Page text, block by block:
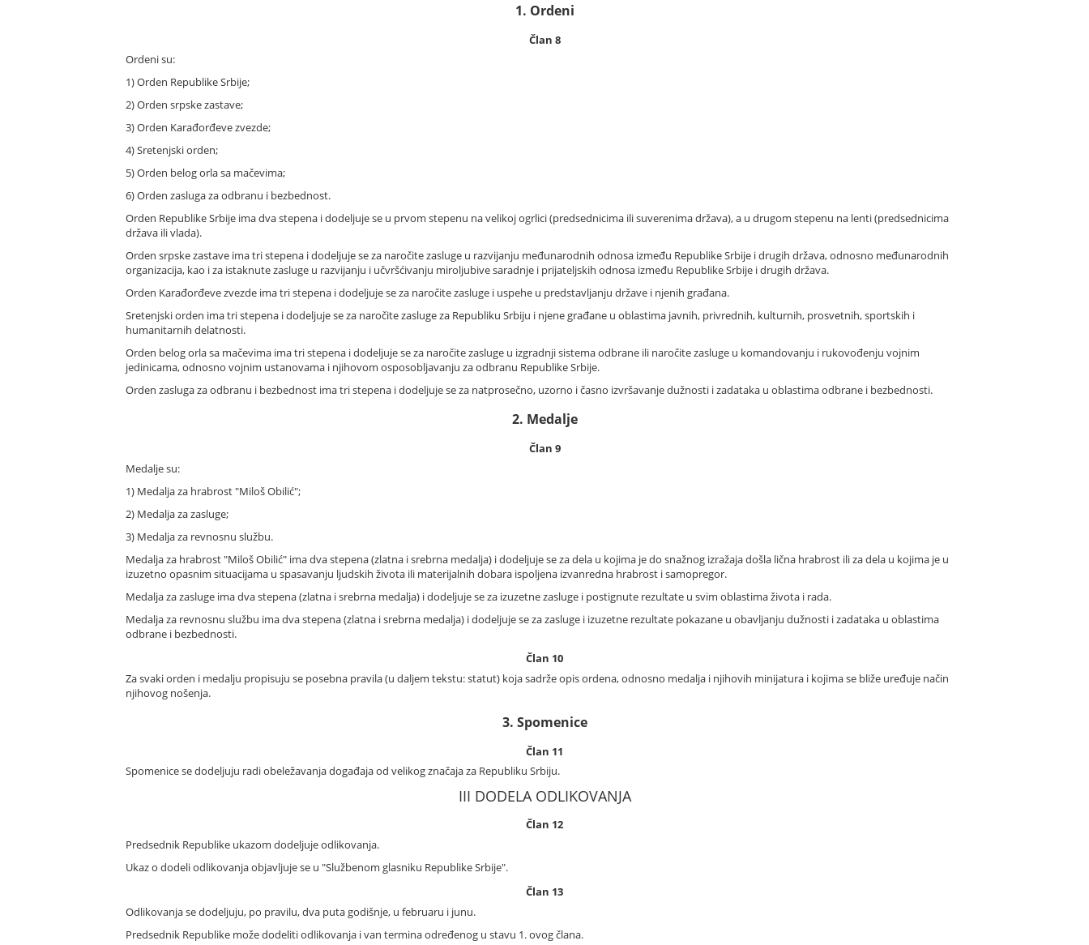
1. Ordeni
Član 8
Ordeni su:
1) Orden Republike Srbije;
2) Orden srpske zastave;
3) Orden Karađorđeve zvezde;
4) Sretenjski orden;
5) Orden belog orla sa mačevima;
6) Orden zasluga za odbranu i bezbednost.
Orden Republike Srbije ima dva stepena i dodeljuje se u prvom stepenu na velikoj ogrlici (predsednicima ili suverenima država), a u drugom stepenu na lenti (predsednicima
država ili vlada).
Orden srpske zastave ima tri stepena i dodeljuje se za naročite zasluge u razvijanju međunarodnih odnosa između Republike Srbije i drugih država, odnosno međunarodnih
organizacija, kao i za istaknute zasluge u razvijanju i učvršćivanju miroljubive saradnje i prijateljskih odnosa između Republike Srbije i drugih država.
Orden Karađorđeve zvezde ima tri stepena i dodeljuje se za naročite zasluge i uspehe u predstavljanju države i njenih građana.
Sretenjski orden ima tri stepena i dodeljuje se za naročite zasluge za Republiku Srbiju i njene građane u oblastima javnih, privrednih, kulturnih, prosvetnih, sportskih i
humanitarnih delatnosti.
Orden belog orla sa mačevima ima tri stepena i dodeljuje se za naročite zasluge u izgradnji sistema odbrane ili naročite zasluge u komandovanju i rukovođenju vojnim
jedinicama, odnosno vojnim ustanovama i njihovom osposobljavanju za odbranu Republike Srbije.
Orden zasluga za odbranu i bezbednost ima tri stepena i dodeljuje se za natprosečno, uzorno i časno izvršavanje dužnosti i zadataka u oblastima odbrane i bezbednosti.
2. Medalje
Član 9
Medalje su:
1) Medalja za hrabrost "Miloš Obilić";
2) Medalja za zasluge;
3) Medalja za revnosnu službu.
Medalja za hrabrost "Miloš Obilić" ima dva stepena (zlatna i srebrna medalja) i dodeljuje se za dela u kojima je do snažnog izražaja došla lična hrabrost ili za dela u kojima je u
izuzetno opasnim situacijama u spasavanju ljudskih života ili materijalnih dobara ispoljena izvanredna hrabrost i samopregor.
Medalja za zasluge ima dva stepena (zlatna i srebrna medalja) i dodeljuje se za izuzetne zasluge i postignute rezultate u svim oblastima života i rada.
Medalja za revnosnu službu ima dva stepena (zlatna i srebrna medalja) i dodeljuje se za zasluge i izuzetne rezultate pokazane u obavljanju dužnosti i zadataka u oblastima
odbrane i bezbednosti.
Član 10
Za svaki orden i medalju propisuju se posebna pravila (u daljem tekstu: statut) koja sadrže opis ordena, odnosno medalja i njihovih minijatura i kojima se bliže uređuje način
njihovog nošenja.
3. Spomenice
Član 11
Spomenice se dodeljuju radi obeležavanja događaja od velikog značaja za Republiku Srbiju.
III DODELA ODLIKOVANJA
Član 12
Predsednik Republike ukazom dodeljuje odlikovanja.
Ukaz o dodeli odlikovanja objavljuje se u "Službenom glasniku Republike Srbije".
Član 13
Odlikovanja se dodeljuju, po pravilu, dva puta godišnje, u februaru i junu.
Predsednik Republike može dodeliti odlikovanja i van termina određenog u stavu 1. ovog člana.